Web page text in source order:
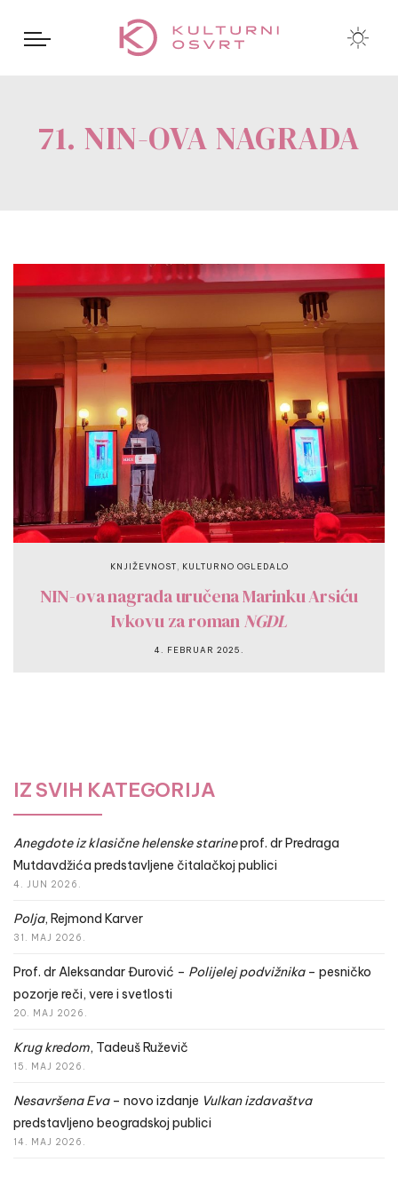
71. NIN-OVA NAGRADA
KNJIŽEVNOST KULTURNO OGLEDALO
NIN-ova nagrada uručena Marinku Arsiću
Ivkovu za romanNGDL
4. FEBRUAR 2025.
IZ SVIH KATEGORIJA
Anegdote iz klasične helenske starineprof. dr Predraga
Mutdavdžića predstavljene čitalačkoj publici
4. JUN 2026.
Polja, Rejmond Karver
31. MAJ 2026.
Prof. dr Aleksandar Đurović – Polijelej podvižnika– pesničko
pozorje reči, vere i svetlosti
20. MAJ 2026.
Krug kredom, Tadeuš Ruževič
15. MAJ 2026.
Nesavršena Eva– novo izdanje Vulkan izdavaštva
predstavljeno beogradskoj publici
14. MAJ 2026.